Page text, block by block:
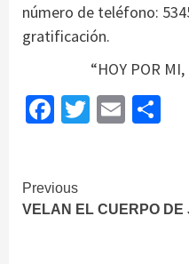
número de teléfono:
gratificación.
“HOY POR
Facebook
Twitter
Email
Continue
Reading
Previous
VELAN EL CUERPO DE